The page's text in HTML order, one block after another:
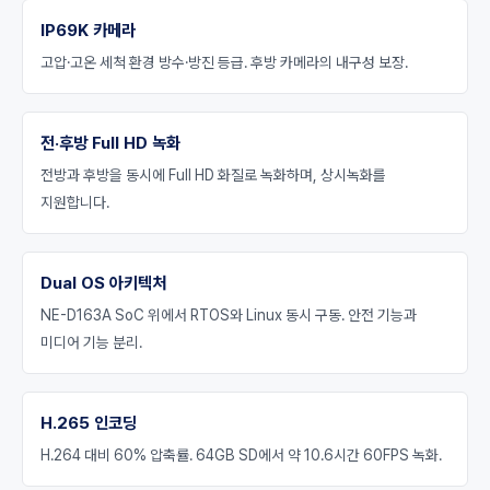
IP69K 카메라
고압·고온 세척 환경 방수·방진 등급. 후방 카메라의 내구성 보장.
전·후방 Full HD 녹화
전방과 후방을 동시에 Full HD 화질로 녹화하며, 상시녹화를
지원합니다.
Dual OS 아키텍처
NE-D163A SoC 위에서 RTOS와 Linux 동시 구동. 안전 기능과
미디어 기능 분리.
H.265 인코딩
H.264 대비 60% 압축률. 64GB SD에서 약 10.6시간 60FPS 녹화.